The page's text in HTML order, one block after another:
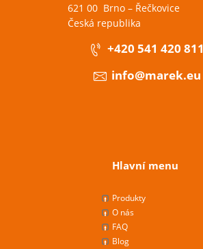
621 00 Brno – Řečkovice
Česká republika
+420 541 420 811
info@marek.eu
Hlavní menu
Produkty
O nás
FAQ
Blog